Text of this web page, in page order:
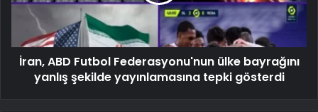
İran, ABD Futbol Federasyonu'nun ülke bayrağını
yanlış şekilde yayınlamasına tepki gösterdi